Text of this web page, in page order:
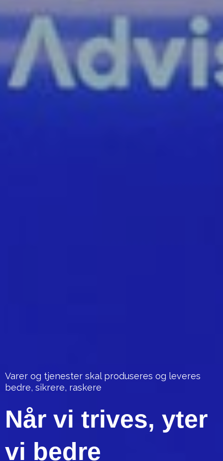
Varer og tjenester skal produseres og leveres
bedre, sikrere, raskere
Når vi trives, yter
vi bedre